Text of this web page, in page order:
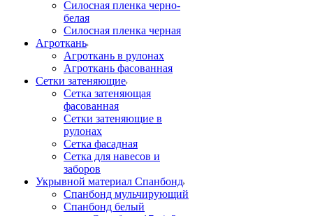
Силосная пленка черно-
белая
Силосная пленка черная
Агроткань
Агроткань в рулонах
Агроткань фасованная
Сетки затеняющие
Сетка затеняющая
фасованная
Сетки затеняющие в
рулонах
Сетка фасадная
Сетка для навесов и
заборов
Укрывной материал Спанбонд
Спанбонд мульчирующий
Спанбонд белый